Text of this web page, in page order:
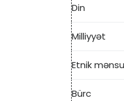
Din
Milliyyət
Etnik
Bürc